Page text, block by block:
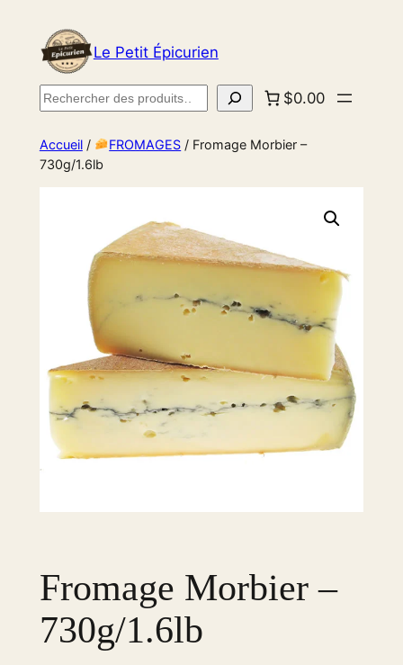
Le Petit Épicurien
Rechercher $0.00
Accueil/ FROMAGES / Fromage Morbier –
730g/1.6lb
Fromage Morbier –
730g/1.6lb